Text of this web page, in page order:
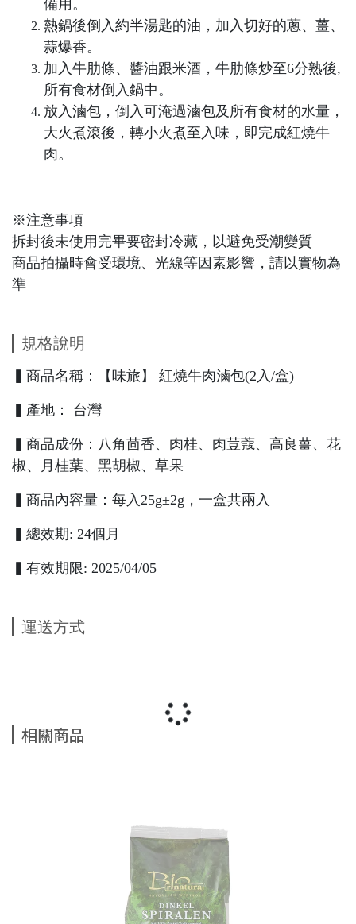
備用。​
熱鍋後倒入約半湯匙的油，加入切好的蔥、薑、
蒜爆香。​
加入牛肋條、醬油跟米酒，牛肋條炒至6分熟後,
所有食材倒入鍋中。​
放入滷包，倒入可淹過滷包及所有食材的水量，
大火煮滾後，轉小火煮至入味，即完成紅燒牛
肉。​
※注意事項
拆封後未使用完畢要密封冷藏，以避免受潮變質
商品拍攝時會受環境、光線等因素影響，請以實物為
準
規格說明
▍商品名稱：【味旅】 紅燒牛肉滷包(2入/盒)
▍產地： 台灣
▍商品成份：八角茴香、肉桂、肉荳蔻、高良薑、花
椒、月桂葉、黑胡椒、草果
▍商品內容量：每入25g±2g，一盒共兩入
▍總效期: 24個月
▍有效期限: 2025/04/05
運送方式
相關商品